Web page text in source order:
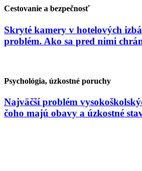
Cestovanie a bezpečnosť
Skryté kamery v hotelových
problém. Ako sa pred nimi
Psychológia, úzkostné poruchy
Najväčší problém
čoho majú obavy a úzkostné